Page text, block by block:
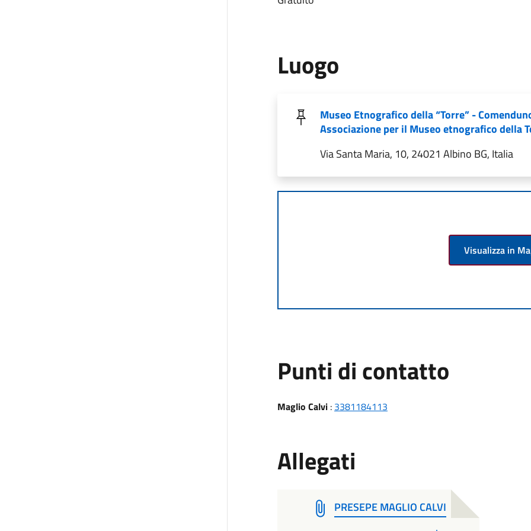
Luogo
Museo Etnografico della “Torre” -
Associazione per il Museo etnografico della
Via Santa Maria, 10, 24021 Albino BG, Italia
Visualizza in
Punti di contatto
Maglio Calvi : 3381184113
Allegati
PRESEPE MAGLIO CALVI